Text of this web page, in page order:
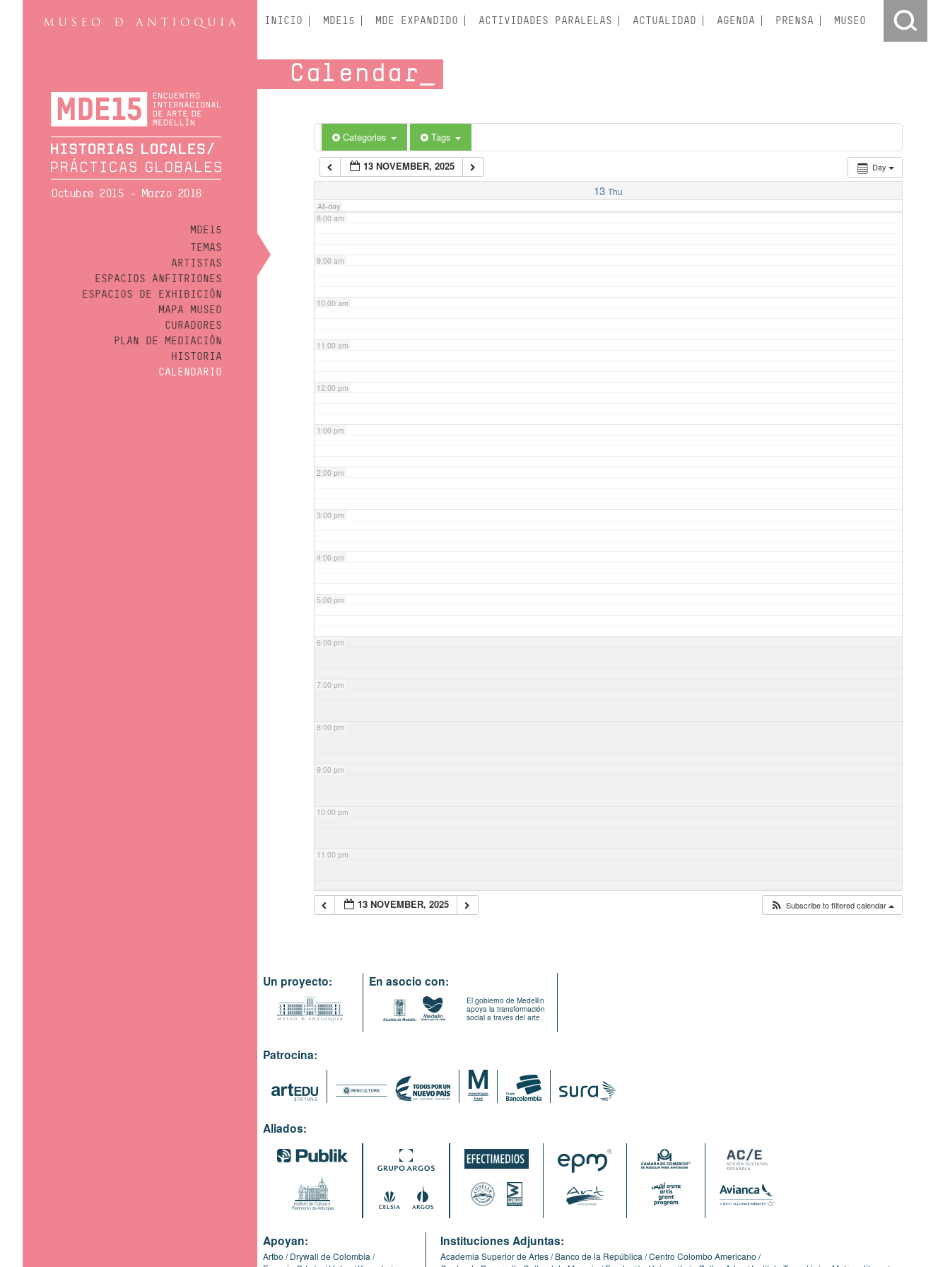
Octubre 2015 - Marzo 2016
MDE15
TEMAS
ARTISTAS
ESPACIOS ANFITRIONES
ESPACIOS DE EXHIBICIÓN
MAPA MUSEO
CURADORES
PLAN DE MEDIACIÓN
HISTORIA
CALENDARIO
INICIO MDE15 MDE EXPANDIDO ACTIVIDADES PARALELAS ACTUALIDAD AGENDA PRENSA MUSEO
Calendar
Categories Tags
Day
13 NOVEMBER, 2025
13 Thu
All-day
5:00 am
6:00 am
7:00 am
8:00 am
9:00 am
10:00 am
11:00 am
12:00 pm
1:00 pm
2:00 pm
3:00 pm
4:00 pm
5:00 pm
6:00 pm
7:00 pm
8:00 pm
9:00 pm
10:00 pm
11:00 pm
13 NOVEMBER, 2025 Subscribe to filtered calendar
Un proyecto: En asocio con:
El gobierno de Medellín
apoya la transformación
social a través del arte.
Patrocina:
Aliados:
Apoyan:
Artbo
Drywall de Colombia
Instituciones Adjuntas:
Academia Superior de Artes Banco de la República Centro Colombo Americano